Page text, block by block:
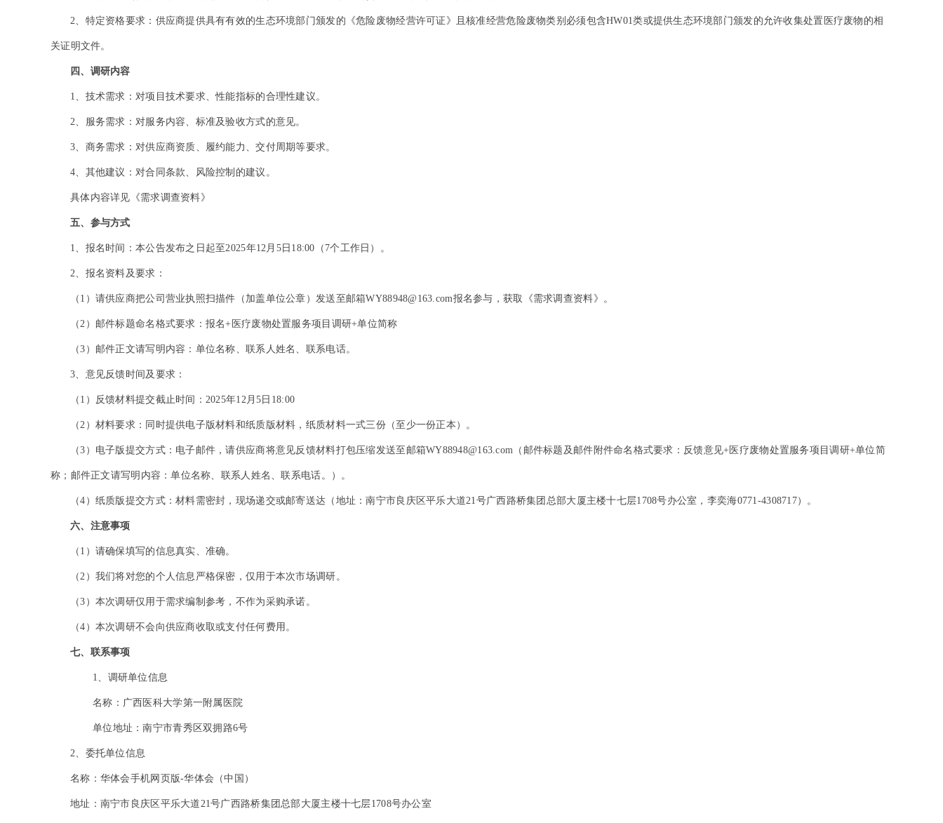
2、特定资格要求：供应商提供具有有效的生态环境部门颁发的《危险废物经营许可证》且核准经营危险废物类别必须包含HW01类或提供生态环境部门颁发的允许收集处置医疗废物的相
关证明文件。
四、调研内容
1、技术需求：对项目技术要求、性能指标的合理性建议。
2、服务需求：对服务内容、标准及验收方式的意见。
3、商务需求：对供应商资质、履约能力、交付周期等要求。
4、其他建议：对合同条款、风险控制的建议。
具体内容详见《需求调查资料》
五、参与方式
1、报名时间：本公告发布之日起至2025年12月5日18:00（7个工作日）。
2、报名资料及要求：
（1）请供应商把公司营业执照扫描件（加盖单位公章）发送至邮箱WY88948@163.com报名参与，获取《需求调查资料》。
（2）邮件标题命名格式要求：报名+医疗废物处置服务项目调研+单位简称
（3）邮件正文请写明内容：单位名称、联系人姓名、联系电话。
3、意见反馈时间及要求：
（1）反馈材料提交截止时间：2025年12月5日18:00
（2）材料要求：同时提供电子版材料和纸质版材料，纸质材料一式三份（至少一份正本）。
（3）电子版提交方式：电子邮件，请供应商将意见反馈材料打包压缩发送至邮箱WY88948@163.com（邮件标题及邮件附件命名格式要求：反馈意见+医疗废物处置服务项目调研+单位简
称；邮件正文请写明内容：单位名称、联系人姓名、联系电话。）。
（4）纸质版提交方式：材料需密封，现场递交或邮寄送达（地址：南宁市良庆区平乐大道21号广西路桥集团总部大厦主楼十七层1708号办公室，李奕海0771-4308717）。
六、注意事项
（1）请确保填写的信息真实、准确。
（2）我们将对您的个人信息严格保密，仅用于本次市场调研。
（3）本次调研仅用于需求编制参考，不作为采购承诺。
（4）本次调研不会向供应商收取或支付任何费用。
七、联系事项
1、调研单位信息
名称：广西医科大学第一附属医院
单位地址：南宁市青秀区双拥路6号
2、委托单位信息
名称：华体会手机网页版-华体会（中国）
地址：南宁市良庆区平乐大道21号广西路桥集团总部大厦主楼十七层1708号办公室